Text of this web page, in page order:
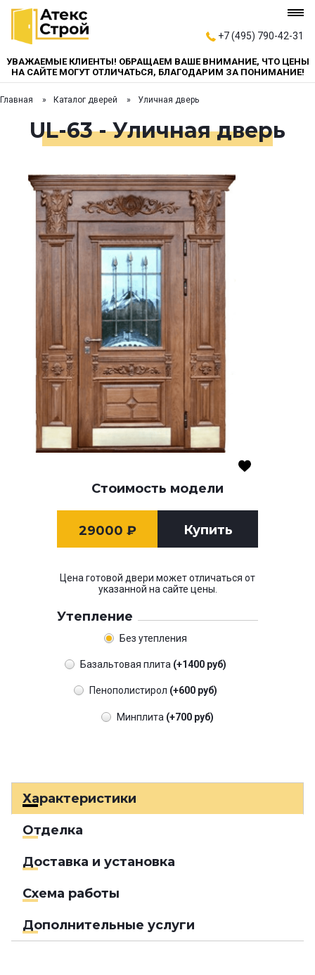
+7 (495) 790-42-31
УВАЖАЕМЫЕ КЛИЕНТЫ! ОБРАЩАЕМ ВАШЕ ВНИМАНИЕ, ЧТО ЦЕНЫ
НА САЙТЕ МОГУТ ОТЛИЧАТЬСЯ, БЛАГОДАРИМ ЗА ПОНИМАНИЕ!
Главная Каталог дверей Уличная дверь
UL-63 - Уличная дверь
Стоимость модели
29000 ₽ Купить
Цена готовой двери может отличаться от
указанной на сайте цены.
Утепление
Без утепления
Базальтовая плита (+1400 руб)
Пенополистирол (+600 руб)
Минплита (+700 руб)
Характеристики
Отделка
Доставка и установка
Схема работы
Дополнительные услуги